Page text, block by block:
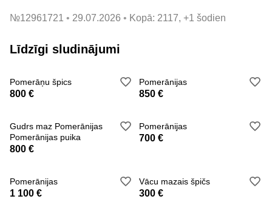
№12961721 29.07.2026 Kopā: 2117, +1 šodien
Līdzīgi sludinājumi
Pomerāņu špics
800 €
Pomerānijas
850 €
Gudrs maz Pomerānijas
Pomerānijas puika
800 €
Pomerānijas
700 €
Pomerānijas
1 100 €
Vācu mazais špičs
300 €